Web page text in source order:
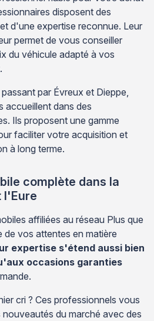
disposent des
d'une expertise reconnue. Leur
permet de vous conseiller
du véhicule adapté à vos
par Évreux et Dieppe,
accueillent dans des
Ils proposent une gamme
faciliter votre acquisition et
à long terme.
complète dans la
l'Eure
affiliées au réseau Plus que
vos attentes en matière
expertise s'étend aussi bien
occasions garanties
cri ? Ces professionnels vous
du marché avec des